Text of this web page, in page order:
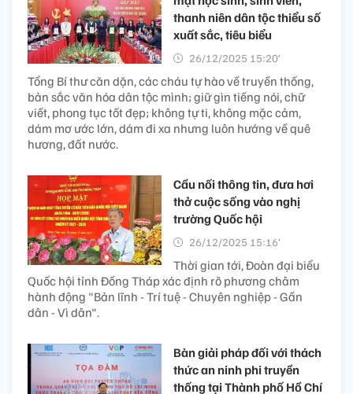
thanh niên dân tộc thiểu số
xuất sắc, tiêu biểu
26/12/2025 15:20’
Tổng Bí thư căn dặn, các cháu tự hào về truyền thống,
bản sắc văn hóa dân tộc mình; giữ gìn tiếng nói, chữ
viết, phong tục tốt đẹp; không tự ti, không mặc cảm,
dám mơ ước lớn, dám đi xa nhưng luôn hướng về quê
hương, đất nước.
Cầu nối thông tin, đưa hơi
thở cuộc sống vào nghị
trường Quốc hội
26/12/2025 15:16’
Thời gian tới, Đoàn đại biểu
Quốc hội tỉnh Đồng Tháp xác định rõ phương châm
hành động "Bản lĩnh - Trí tuệ - Chuyên nghiệp - Gần
dân - Vì dân".
Bàn giải pháp đối với thách
thức an ninh phi truyền
thống tại Thành phố Hồ Chí